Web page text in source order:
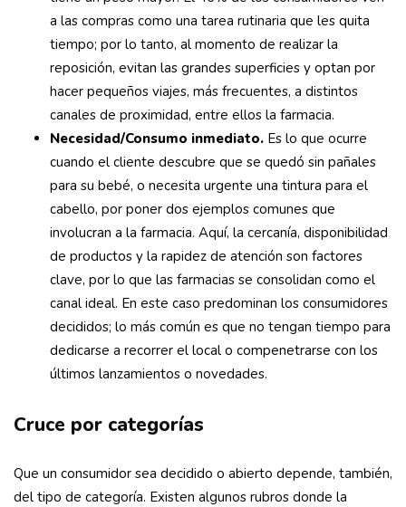
a las compras como una tarea rutinaria que les quita
tiempo; por lo tanto, al momento de realizar la
reposición, evitan las grandes superficies y optan por
hacer pequeños viajes, más frecuentes, a distintos
canales de proximidad, entre ellos la farmacia.
Necesidad/Consumo inmediato. Es lo que ocurre
cuando el cliente descubre que se quedó sin pañales
para su bebé, o necesita urgente una tintura para el
cabello, por poner dos ejemplos comunes que
involucran a la farmacia. Aquí, la cercanía, disponibilidad
de productos y la rapidez de atención son factores
clave, por lo que las farmacias se consolidan como el
canal ideal. En este caso predominan los consumidores
decididos; lo más común es que no tengan tiempo para
dedicarse a recorrer el local o compenetrarse con los
últimos lanzamientos o novedades.
Cruce por categorías
Que un consumidor sea decidido o abierto depende, también,
del tipo de categoría. Existen algunos rubros donde la